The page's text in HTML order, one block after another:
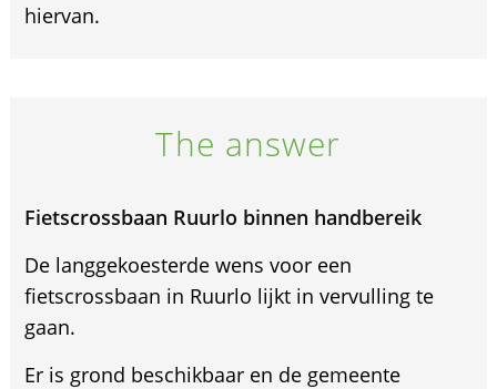
hiervan.
The answer
Fietscrossbaan Ruurlo binnen handbereik
De langgekoesterde wens voor een
fietscrossbaan in Ruurlo lijkt in vervulling te
gaan.
Er is grond beschikbaar en de gemeente